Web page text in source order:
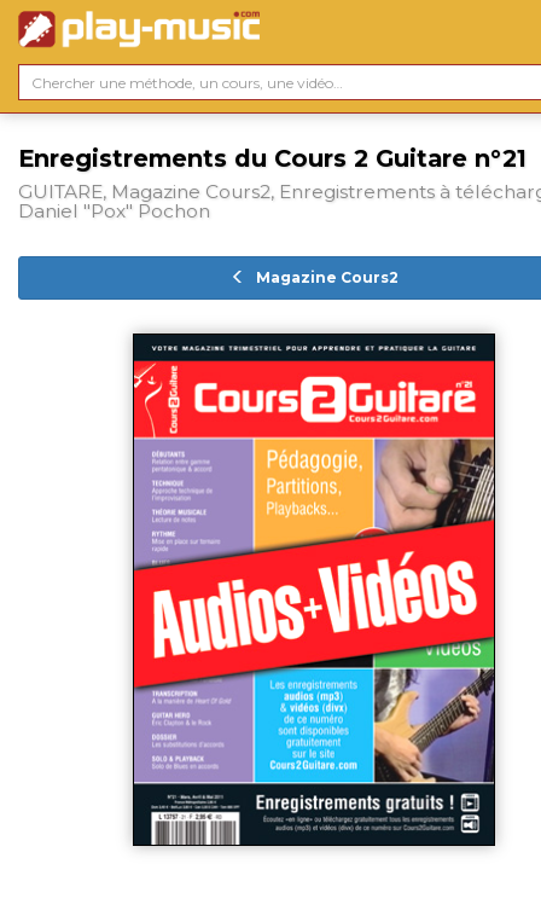
Enregistrements du Cours 2 Guitare n°21
GUITARE, Magazine Cours2, Enregistrements à
Daniel "Pox" Pochon
Magazine Cours2